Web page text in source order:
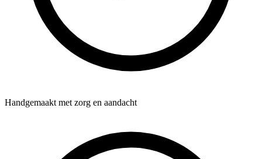
Handgemaakt met zorg en aandacht